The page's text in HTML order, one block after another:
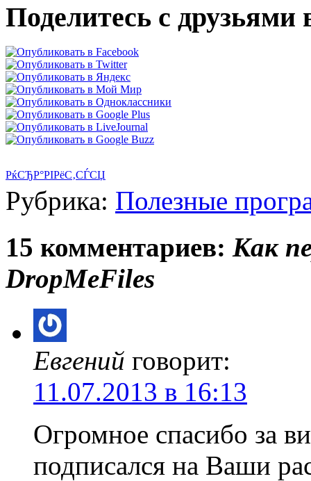
Поделитесь с друзьями
РќСЂР°РІРёС‚СЃСЏ
Рубрика: Полезные
15 комментариев: Как
DropMeFiles
Евгений говорит:
11.07.2013 в 16:13
Огромное спасибо за
подписался на Ваши